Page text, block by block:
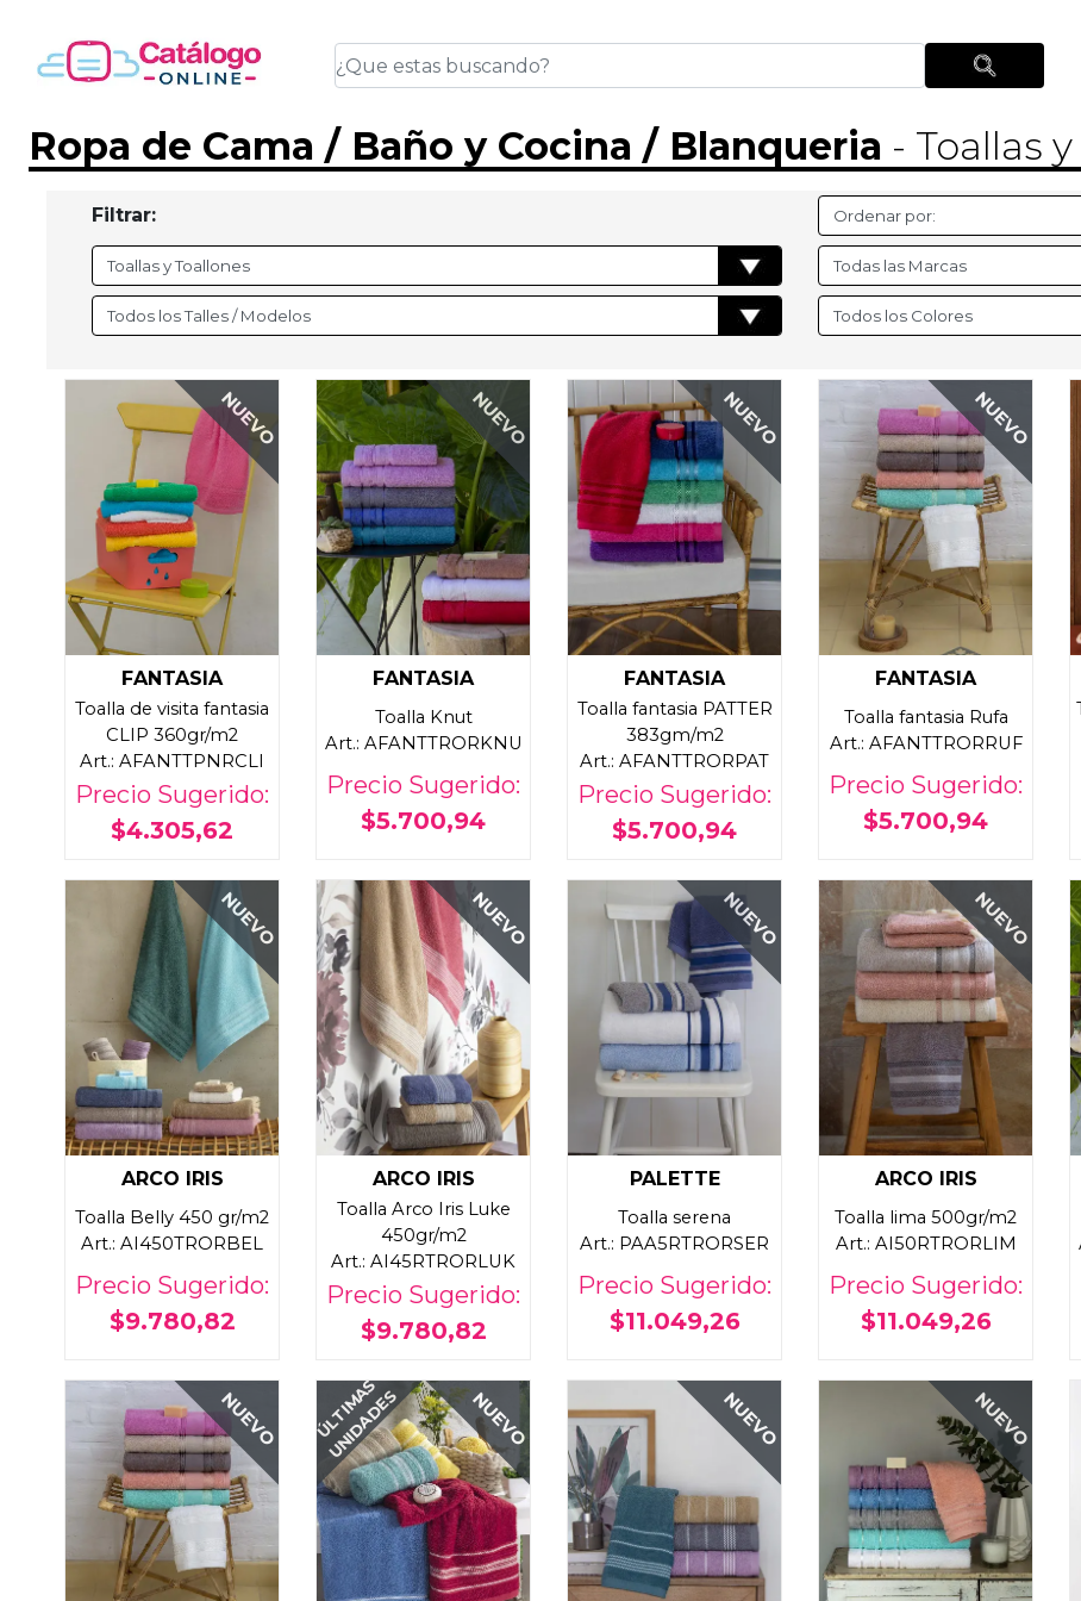
Ropa de Cama / Baño y Cocina / Blanqueria - Toallas
Filtrar:
NUEVO
FANTASIA
Toalla de visita fantasia
CLIP 360gr/m2
Art.: AFANTTPNRCLI
Precio Sugerido:
$4.305,62
NUEVO
FANTASIA
Toalla Knut
Art.: AFANTTRORKNU
Precio Sugerido:
$5.700,94
NUEVO
FANTASIA
Toalla fantasia PATTER
383gm/m2
Art.: AFANTTRORPAT
Precio Sugerido:
$5.700,94
NUEVO
FANTASIA
Toalla fantasia Rufa
Art.: AFANTTRORRUF
Precio Sugerido:
$5.700,94
NUEVO
ARCO IRIS
Toalla Belly 450 gr/m2
Art.: AI450TRORBEL
Precio Sugerido:
$9.780,82
NUEVO
ARCO IRIS
Toalla Arco Iris Luke
450gr/m2
Art.: AI45RTRORLUK
Precio Sugerido:
$9.780,82
NUEVO
PALETTE
Toalla serena
Art.: PAA5RTRORSER
Precio Sugerido:
$11.049,26
NUEVO
ARCO IRIS
Toalla lima 500gr/m2
Art.: AI50RTRORLIM
Precio Sugerido:
$11.049,26
NUEVO ÚLTIMAS
UNIDADES NUEVO NUEVO NUEVO